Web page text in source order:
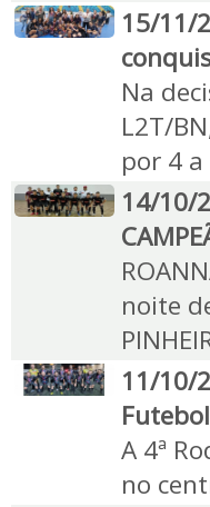
15/11/
Na
L2T/
por 4 a
14/10/
noite
11/10/
A 4ª
no